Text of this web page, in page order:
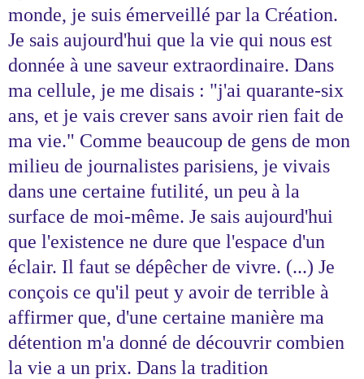
monde, je suis émerveillé par la Création.
Je sais aujourd'hui que la vie qui nous est
donnée à une saveur extraordinaire. Dans
ma cellule, je me disais : "j'ai quarante-six
ans, et je vais crever sans avoir rien fait de
ma vie." Comme beaucoup de gens de mon
milieu de journalistes parisiens, je vivais
dans une certaine futilité, un peu à la
surface de moi-même. Je sais aujourd'hui
que l'existence ne dure que l'espace d'un
éclair. Il faut se dépêcher de vivre. (...) Je
conçois ce qu'il peut y avoir de terrible à
affirmer que, d'une certaine manière ma
détention m'a donné de découvrir combien
la vie a un prix. Dans la tradition